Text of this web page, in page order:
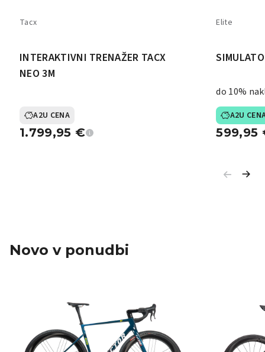
Tacx
INTERAKTIVNI TRENAŽER TACX
NEO 3M
A2U CENA
1.799,95 €
Elite
do 10%
A2U
599,95
Novo v ponudbi